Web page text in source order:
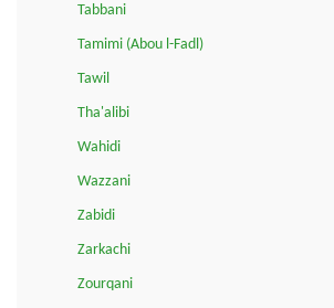
Tabbani
Tamimi (Abou l-Fadl)
Tawil
Tha'alibi
Wahidi
Wazzani
Zabidi
Zarkachi
Zourqani